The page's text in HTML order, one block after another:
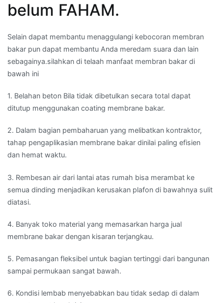
belum FAHAM.
Selain dapat membantu menaggulangi kebocoran membran
bakar pun dapat membantu Anda meredam suara dan lain
sebagainya.silahkan di telaah manfaat membran bakar di
bawah ini
1. Belahan beton Bila tidak dibetulkan secara total dapat
ditutup menggunakan coating membrane bakar.
2. Dalam bagian pembaharuan yang melibatkan kontraktor,
tahap pengaplikasian membrane bakar dinilai paling efisien
dan hemat waktu.
3. Rembesan air dari lantai atas rumah bisa merambat ke
semua dinding menjadikan kerusakan plafon di bawahnya sulit
diatasi.
4. Banyak toko material yang memasarkan harga jual
membrane bakar dengan kisaran terjangkau.
5. Pemasangan fleksibel untuk bagian tertinggi dari bangunan
sampai permukaan sangat bawah.
6. Kondisi lembab menyebabkan bau tidak sedap di dalam